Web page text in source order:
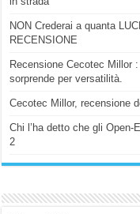
NON Crederai a quanta
RECENSIONE
Recensione Cecotec Millor
sorprende per versatilità.
Cecotec Millor, recensione
Chi l’ha detto che gli
2